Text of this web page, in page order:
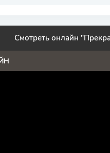
Смотреть онлайн